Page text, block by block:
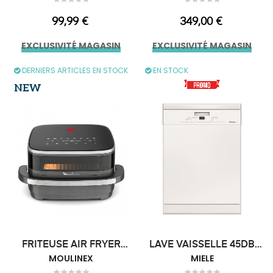
Prix
99,99 €
EXCLUSIVITÉ MAGASIN
Prix
349,00 €
EXCLUSIVITÉ MAGASIN
DERNIERS ARTICLES EN STOCK
NEW
FRITEUSE AIR FRYER
MOULINEX...
MOULINEX
EN STOCK
LAVE VAISSELLE 45DB
14couverts
MIELE